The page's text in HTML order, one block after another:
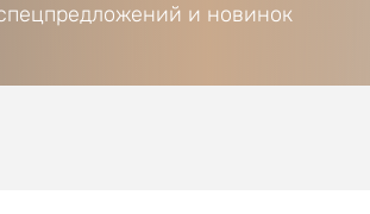
и новинок